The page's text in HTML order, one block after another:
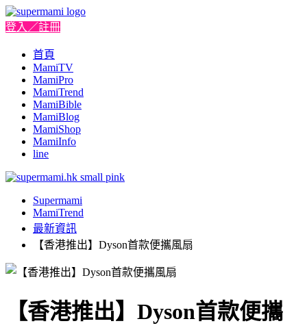
登入／註冊
首頁
MamiTV
MamiPro
MamiTrend
MamiBible
MamiBlog
MamiShop
MamiInfo
line
Supermami
MamiTrend
最新資訊
【香港推出】Dyson首款便攜風扇
【香港推出】Dyson首款便攜